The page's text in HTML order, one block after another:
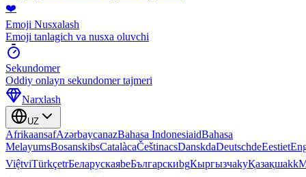
❤️
Emoji Nusxalash
Emoji tanlagich va nusxa oluvchi
Sekundomer
Oddiy onlayn sekundomer tajmeri
Narxlash
UZ
AfrikaansafAzərbaycanazBahasa IndonesiaidBahasa
MelayumsBosanskibsCatalàcaČeštinacsDanskdaDeutschdeEestiet
ViệtviTürkçetrБеларускаяbeБългарскиbgКыргызчаkyҚазақшаkk